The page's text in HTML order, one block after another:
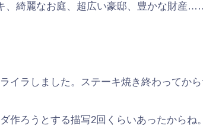
、綺麗なお庭、超広い豪邸、豊かな財産
イラしました。ステーキ焼き終わってか
作ろうとする描写2回くらいあったからね。